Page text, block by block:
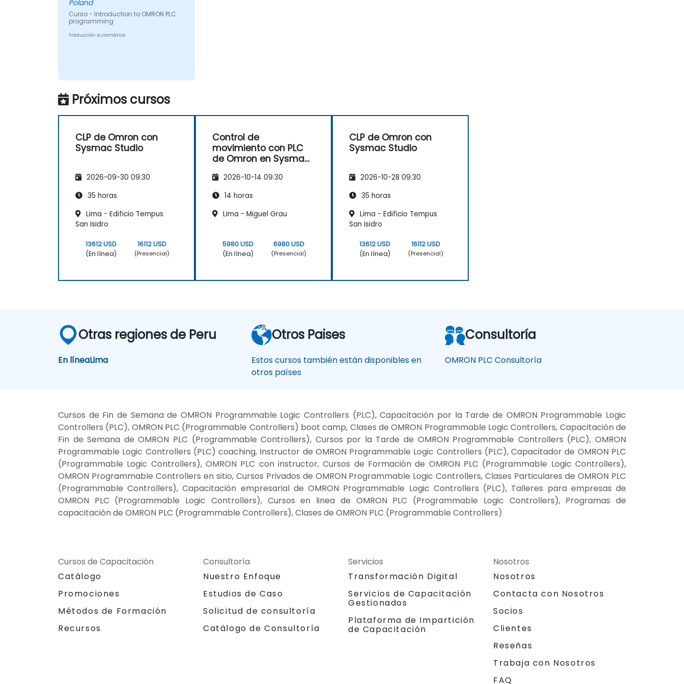
Poland
Curso - Introduction to OMRON PLC
programming
Traducción Automática
Próximos cursos
CLP de Omron con
Sysmac Studio
2026-09-30 09:30
35 horas
Lima - Edificio Tempus
San Isidro
13612 USD
(En línea)
16112 USD
(Presencial)
Control de
movimiento con PLC
de Omron en Sysmac
2026-10-14 09:30
14 horas
Lima - Miguel Grau
5980 USD
(En línea)
6980 USD
(Presencial)
CLP de Omron con
Sysmac Studio
2026-10-28 09:30
35 horas
Lima - Edificio Tempus
San Isidro
13612 USD
(En línea)
16112 USD
(Presencial)
Otras regiones de Peru
En líneaLima
Otros Paises
Estos cursos también están disponibles en
otros países
Consultoría
OMRON PLC Consultoría
Cursos de Fin de Semana de OMRON Programmable Logic Controllers (PLC), Capacitación por la Tarde de OMRON Programmable Logic
Controllers (PLC), OMRON PLC (Programmable Controllers) boot camp, Clases de OMRON Programmable Logic Controllers, Capacitación de
Fin de Semana de OMRON PLC (Programmable Controllers), Cursos por la Tarde de OMRON Programmable Controllers (PLC), OMRON
Programmable Logic Controllers (PLC) coaching, Instructor de OMRON Programmable Logic Controllers (PLC), Capacitador de OMRON PLC
(Programmable Logic Controllers), OMRON PLC con instructor, Cursos de Formación de OMRON PLC (Programmable Logic Controllers),
OMRON Programmable Controllers en sitio, Cursos Privados de OMRON Programmable Logic Controllers, Clases Particulares de OMRON PLC
(Programmable Controllers), Capacitación empresarial de OMRON Programmable Logic Controllers (PLC), Talleres para empresas de
OMRON PLC (Programmable Logic Controllers), Cursos en linea de OMRON PLC (Programmable Logic Controllers), Programas de
capacitación de OMRON PLC (Programmable Controllers), Clases de OMRON PLC (Programmable Controllers)
Cursos de Capacitación
Catálogo
Promociones
Métodos de Formación
Recursos
Consultoría
Nuestro Enfoque
Estudios de Caso
Solicitud de consultoría
Catálogo de Consultoría
Servicios
Transformación Digital
Servicios de Capacitación
Gestionados
Plataforma de Impartición
de Capacitación
Nosotros
Nosotros
Contacta con Nosotros
Socios
Clientes
Reseñas
Trabaja con Nosotros
FAQ